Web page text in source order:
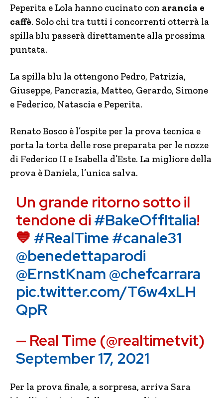
Peperita e Lola hanno cucinato con arancia e
caffè. Solo chi tra tutti i concorrenti otterrà la
spilla blu passerà direttamente alla prossima
puntata.
La spilla blu la ottengono Pedro, Patrizia,
Giuseppe, Pancrazia, Matteo, Gerardo, Simone
e Federico, Natascia e Peperita.
Renato Bosco è l’ospite per la prova tecnica e
porta la torta delle rose preparata per le nozze
di Federico II e Isabella d’Este. La migliore della
prova è Daniela, l’unica salva.
Un grande ritorno sotto il
tendone di #BakeOffItalia!
💙 #RealTime #canale31
@benedettaparodi
@ErnstKnam @chefcarrara
pic.twitter.com/T6w4xLH
QpR
— Real Time (@realtimetvit)
September 17, 2021
Per la prova finale, a sorpresa, arriva Sara